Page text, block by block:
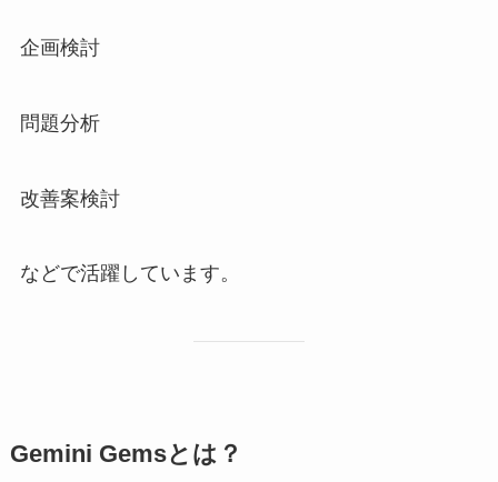
企画検討
問題分析
改善案検討
などで活躍しています。
Gemini Gemsとは？